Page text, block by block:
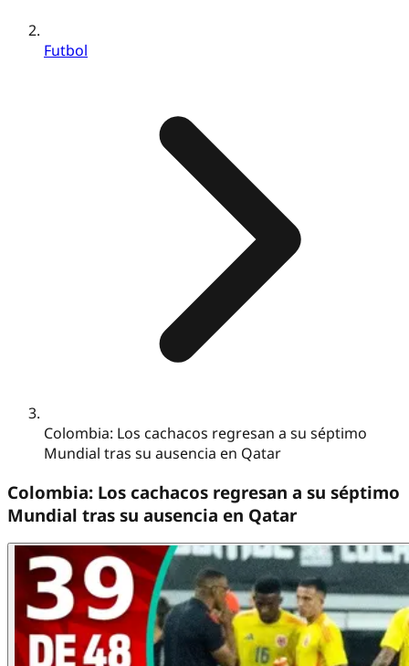
Futbol
Colombia: Los cachacos regresan a su séptimo
Mundial tras su ausencia en Qatar
Colombia: Los cachacos regresan a su séptimo
Mundial tras su ausencia en Qatar